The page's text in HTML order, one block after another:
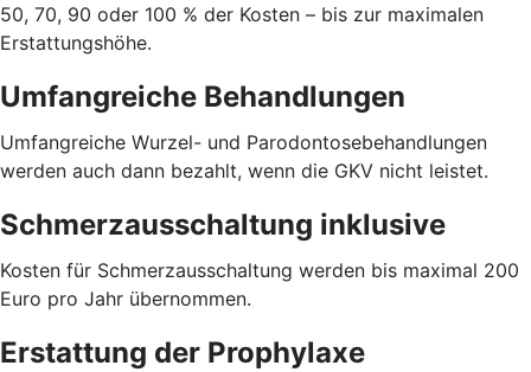
50, 70, 90 oder 100 % der Kosten – bis zur maximalen
Erstattungshöhe.
Umfangreiche Behandlungen
Umfangreiche Wurzel- und Parodontosebehandlungen
werden auch dann bezahlt, wenn die GKV nicht leistet.
Schmerzausschaltung inklusive
Kosten für Schmerzausschaltung werden bis maximal 200
Euro pro Jahr übernommen.
Erstattung der Prophylaxe